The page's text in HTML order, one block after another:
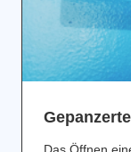
Das Öffnen